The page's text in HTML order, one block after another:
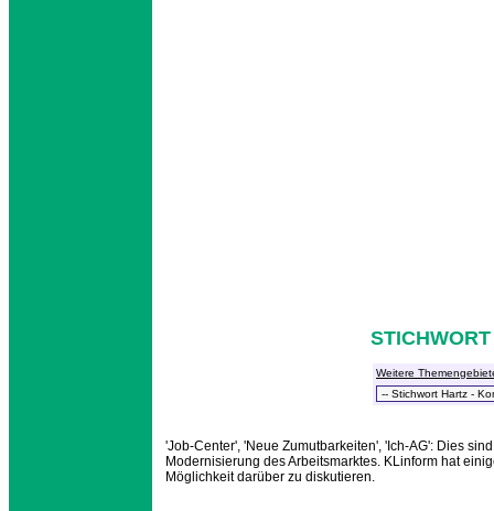
Weitere
'Job-Center', 'Neue Zumutbarkeiten', 'Ich-AG': Dies
Modernisierung des Arbeitsmarktes. KLinform hat
Möglichkeit darüber zu diskutieren.